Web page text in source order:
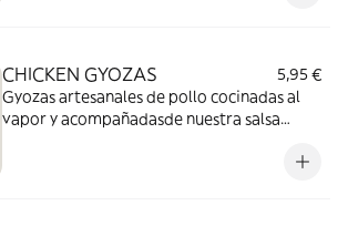
CHICKEN GYOZAS
5,95 €
Gyozas artesanales de pollo cocinadas al
vapor y acompañadasde nuestra salsa